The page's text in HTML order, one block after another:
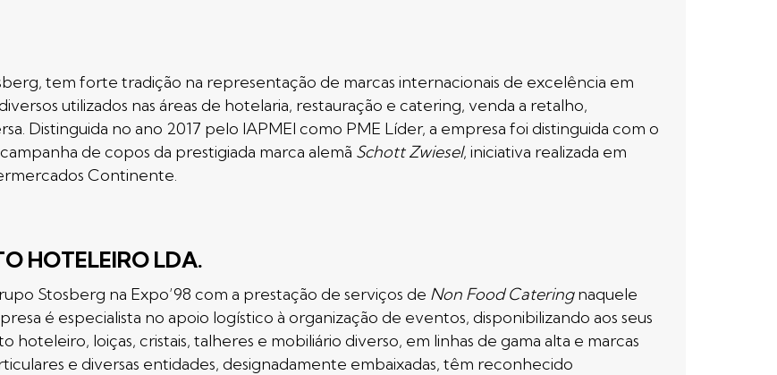
tem forte tradição na representação de marcas internacionais de excelência em
utilizados nas áreas de hotelaria, restauração e catering, venda a retalho,
Distinguida no ano 2017 pelo IAPMEI como PME Líder, a empresa foi distinguida com o
de copos da prestigiada marca alemã Schott Zwiesel, iniciativa realizada em
Continente.
HOTELEIRO LDA.
Stosberg na Expo’98 com a prestação de serviços de Non Food Cateringnaquele
é especialista no apoio logístico à organização de eventos, disponibilizando aos seus
hoteleiro, loiças, cristais, talheres e mobiliário diverso, em linhas de gama alta e marcas
e diversas entidades, designadamente embaixadas, têm reconhecido